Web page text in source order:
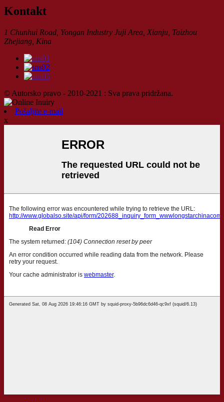
Kontakt
1 Chunhui Road, Yongan Industry Juji Area, Xianju, Taizhou
Zhejiang, Kina
© Autorsko pravo - 2010-2021 : Sva prava pridržana.
Pošaljite e-mail
x